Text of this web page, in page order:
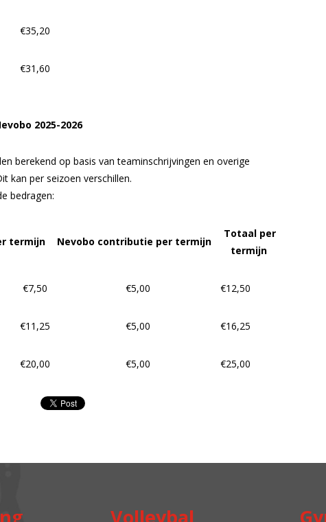
€35,20
€31,60
2025-2026
berekend op basis van teaminschrijvingen en overige
kan per seizoen verschillen.
bedragen:
termijn Nevobo contributie per termijn
Totaal per
termijn
€7,50 €5,00 €12,50
€11,25 €5,00 €16,25
€20,00 €5,00 €25,00
Volleybal